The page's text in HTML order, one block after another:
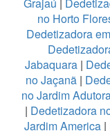
no Horto
Dedetizadora
Jabaquara |
no Jaçanã |
no Jardim
| Dedetizadora
Jardim America |